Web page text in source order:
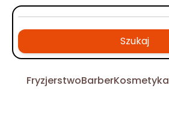
Szukaj
FryzjerstwoBarberKosmetyka